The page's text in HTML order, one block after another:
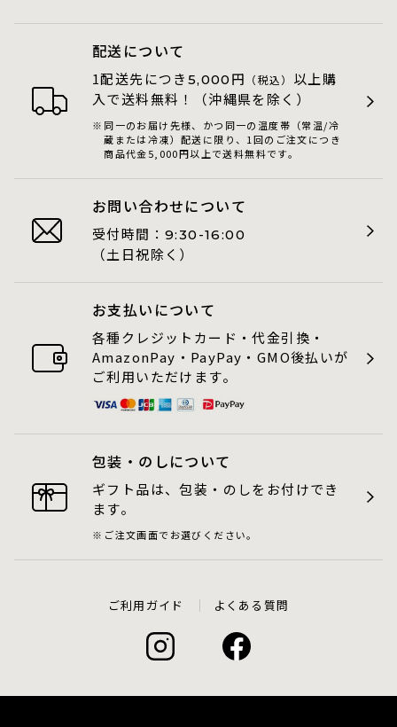
配送について
1配送先につき 5,000 円 （税込） 以上購
入で送料無料！（沖縄県を除く）
同一のお届け先様、かつ同一の温度帯（常温/冷
蔵または冷凍）配送に限り、1回のご注文につき
商品代金5,000円以上で送料無料です。
お問い合わせについて
受付時間： 9:30-16:00
（土日祝除く）
お支払いについて
各種クレジットカード・代金引換・
AmazonPay・PayPay・GMO後払いが
ご利用いただけます。
包装・のしについて
ギフト品は、包装・のしをお付けでき
ます。
ご注文画面でお選びください。
ご利用ガイド よくある質問